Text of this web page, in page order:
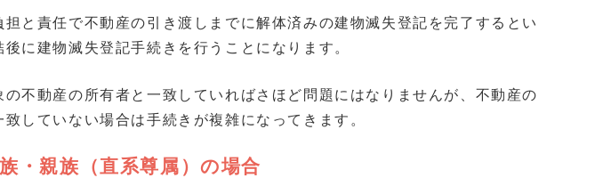
と責任で不動産の引き渡しまでに解体済みの建物滅失登記を完了するとい
に建物滅失登記手続きを行うことになります。
不動産の所有者と一致していればさほど問題にはなりませんが、不動産の
していない場合は手続きが複雑になってきます。
・親族（直系尊属）の場合